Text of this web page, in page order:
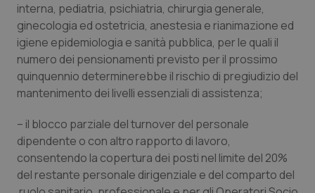
Valle D’Aosta
Veneto
Oncodermatologia
Oncoematologia
Oncologia & Nutrizione
Psoriasi & pelle
Quotidiano Cardiologia
interna, pediatria, psichiatria, chirurgia generale,
ginecologia ed ostetricia, anestesia e rianimazione ed
igiene epidemiologia e sanità pubblica, per le quali il
numero dei pensionamenti previsto per il prossimo
quinquennio determinerebbe il rischio di pregiudizio del
mantenimento dei livelli essenziali di assistenza;
– il blocco parziale del turnover del personale
dipendente o con altro rapporto di lavoro,
consentendo la copertura dei posti nel limite del 20%
del restante personale dirigenziale e del comparto del